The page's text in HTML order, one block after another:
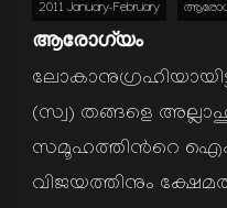
2011 January-February
ആരോഗ്യം
(സ്വ) തങ്ങളെ
സമൂഹത്തിന്‍റെ
വിജയത്തിനും